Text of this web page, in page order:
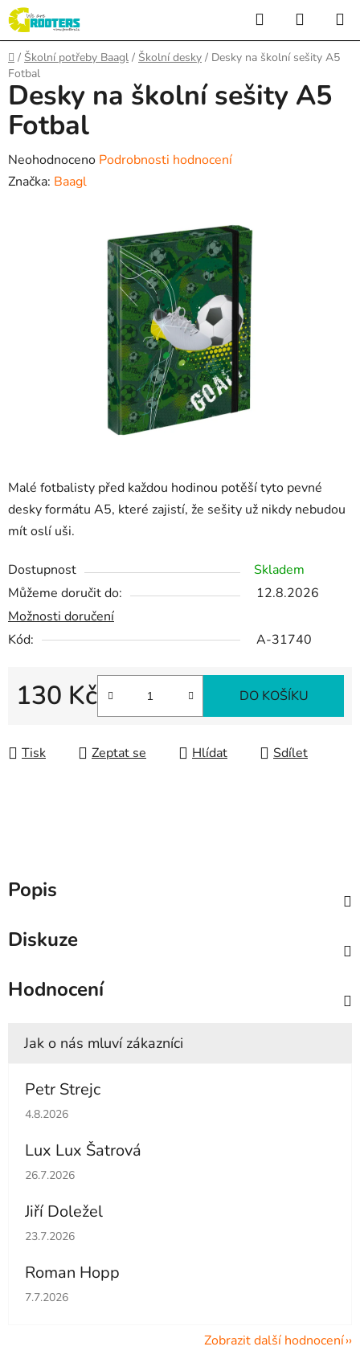
Přejít
na
obsah
Hledat
KOŠÍK
Domů
/ Školní potřeby Baagl / Školní desky / Desky na školní sešity A5
Fotbal
Malé fotbalisty před každou hodinou potěší tyto pevné
desky formátu A5, které zajistí, že sešity už nikdy nebudou
mít oslí uši.
Dostupnost
Skladem
Můžeme doručit do:
12.8.2026
Možnosti doručení
Kód:
A-31740
130 Kč DO KOŠÍKU
Tisk Zeptat se Hlídat Sdílet
Desky na školní sešity A5
Fotbal
Průměrné
hodnocení
Neohodnoceno Podrobnosti hodnocení
Značka: Baagl
Popis
Diskuze
Hodnocení
Petr Strejc
Hodnocení obchodu je 5 z 5 hvězdiček.
4.8.2026
Lux Lux Šatrová
Hodnocení obchodu je 5 z 5 hvězdiček.
26.7.2026
Jiří Doležel
Hodnocení obchodu je 5 z 5 hvězdiček.
23.7.2026
Roman Hopp
Hodnocení obchodu je 5 z 5 hvězdiček.
7.7.2026
Zobrazit další hodnocení